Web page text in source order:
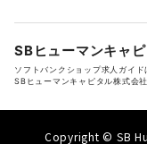
SBヒューマンキャ
ソフトバンクショップ求人ガイド
SBヒューマンキャピタル株式会
Copyright © SB